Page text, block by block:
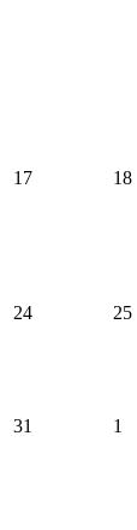
17 18
24
25
31 1